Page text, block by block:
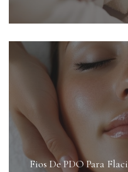
Fios De PDO Para